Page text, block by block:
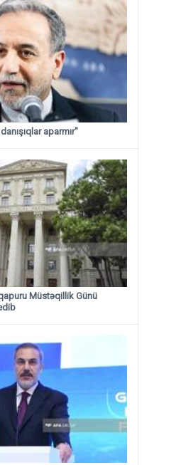
aparmır"
Müstəqillik Günü